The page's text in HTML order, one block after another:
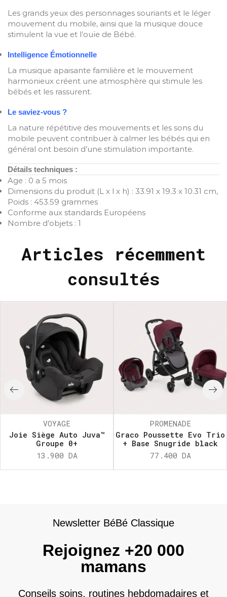
Les grands yeux des personnages souriants et le léger
mouvement du mobile, ainsi que la musique douce
stimulent la vue et l’ouïe de Bébé.
Intelligence Émotionnelle
La musique apaisante familière et le mouvement
harmonieux créent une atmosphère qui stimule les
bébés et les rassurent.
Le saviez-vous ?
La nature répétitive des mouvements et les sons du
mobile peuvent contribuer à calmer les bébés qui en
général ont besoin d’une stimulation importante.
Détails techniques :
Age : 0 a 5 mois
Dimensions du produit (L x l x h)‎ : ‎33.91 x 19.3 x 10.31 cm,
Poids : 453.59 grammes
Conforme aux standards Européens
Nombre d’objets : 1
Articles récemment
consultés
VOYAGE
Joie Siège Auto Juva™
Groupe 0+
13.900 DA
PROMENADE
Graco Poussette Evo Trio
+ Base Snugride black
77.400 DA
Newsletter BéBé Classique
Rejoignez +20 000
mamans
Conseils soins, routines hebdomadaires et